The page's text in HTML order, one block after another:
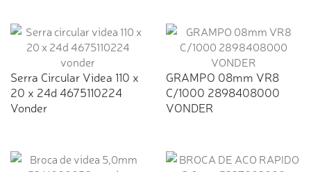
Serra Circular Videa 110 x
20 x 24d 4675110224
Vonder
GRAMPO 08mm VR8
C/1000 2898408000
VONDER